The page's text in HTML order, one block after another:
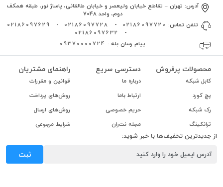
آدرس:تهران – تقاطع خیابان ولیعصر و خیابان طالقانی، پاساژ نور، طبقه همکف
دوم، واحد 7048
تلفن تماس:02186097720
02186097728
02186097629
02186097632
پیام رسان بله : 09370000724
محصولات پرفروش
کابل شبکه
پچ کورد
رک شبکه
ترانکینگ
دسترسی سریع
درباره ما
ارتباط باما
حریم خصوصی
مجله نت‌ران
راهنمای مشتریان
قوانین و مقررات
روش‌های پرداخت
روش‌های ارسال
شرایط مرجوعی
از جدیدترین تخفیف‌ها با خبر شوید:
ثبت